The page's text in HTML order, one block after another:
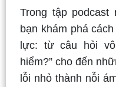
Trong tập podcast
bạn khám phá
lực: từ câu hỏi
hiểm?” cho đến
lỗi nhỏ thành nỗi